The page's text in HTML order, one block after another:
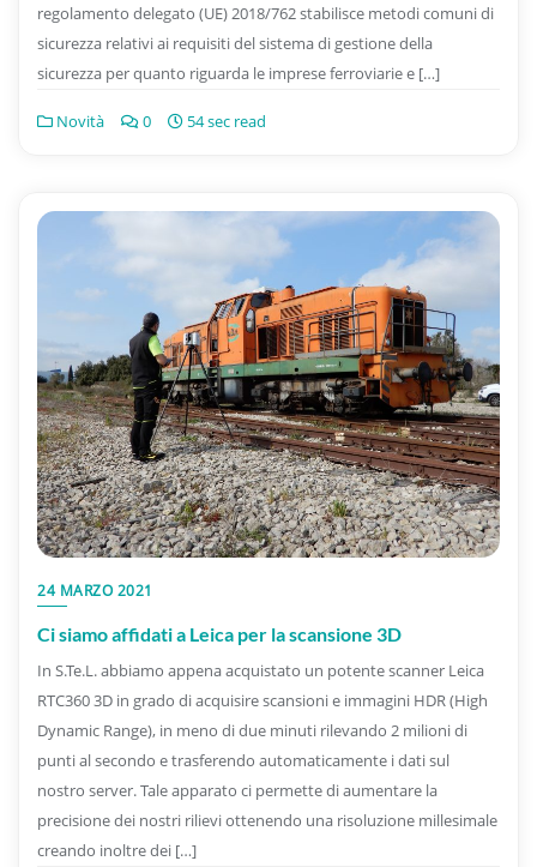
regolamento delegato (UE) 2018/762 stabilisce metodi comuni di
sicurezza relativi ai requisiti del sistema di gestione della
sicurezza per quanto riguarda le imprese ferroviarie e […]
Novità 0 54 sec read
24 MARZO 2021
Ci siamo affidati a Leica per la scansione 3D
In S.Te.L. abbiamo appena acquistato un potente scanner Leica
RTC360 3D in grado di acquisire scansioni e immagini HDR (High
Dynamic Range), in meno di due minuti rilevando 2 milioni di
punti al secondo e trasferendo automaticamente i dati sul
nostro server. Tale apparato ci permette di aumentare la
precisione dei nostri rilievi ottenendo una risoluzione millesimale
creando inoltre dei […]